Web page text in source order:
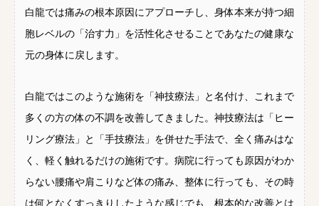
白龍では痛みの根本原因にアプローチし、身体本来が持つ細
胞レベルの「治す力」を活性化させることであなたの健康な
元の身体に戻します。
白龍ではこのような施術を「神技療法」と名付け、これまで
多くの方の体の不調を改善してきました。神技療法は「ヒー
リング療法」と「手技療法」を併せた手法で、全く痛みはな
く、軽く触れるだけの施術です。病院に行っても原因がわか
らない腰痛や肩こりなど体の痛み、整体に行っても、その時
は何となくすっきりしたような感じでも、根本的な改善とは